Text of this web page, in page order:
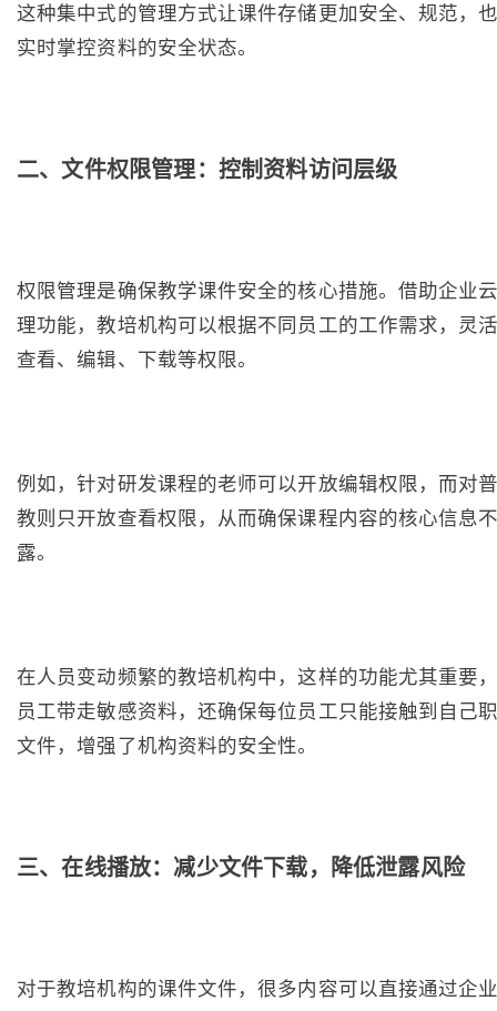
这种集中式的管理方式让课件存储更加安全、规范，
实时掌控资料的安全状态。
二、文件权限管理：控制资料访问层级
权限管理是确保教学课件安全的核心措施。借助企业
理功能，教培机构可以根据不同员工的工作需求，灵
查看、编辑、下载等权限。
例如，针对研发课程的老师可以开放编辑权限，而对
教则只开放查看权限，从而确保课程内容的核心信息
露。
在人员变动频繁的教培机构中，这样的功能尤其重要
员工带走敏感资料，还确保每位员工只能接触到自己
文件，增强了机构资料的安全性。
三、在线播放：减少文件下载，降低泄露风险
对于教培机构的课件文件，很多内容可以直接通过企